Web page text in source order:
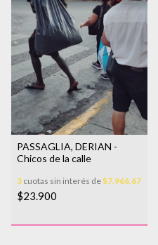
PASSAGLIA, DERIAN -
Chicos de la calle
3 cuotas sin interés de$7.966,67
$23.900